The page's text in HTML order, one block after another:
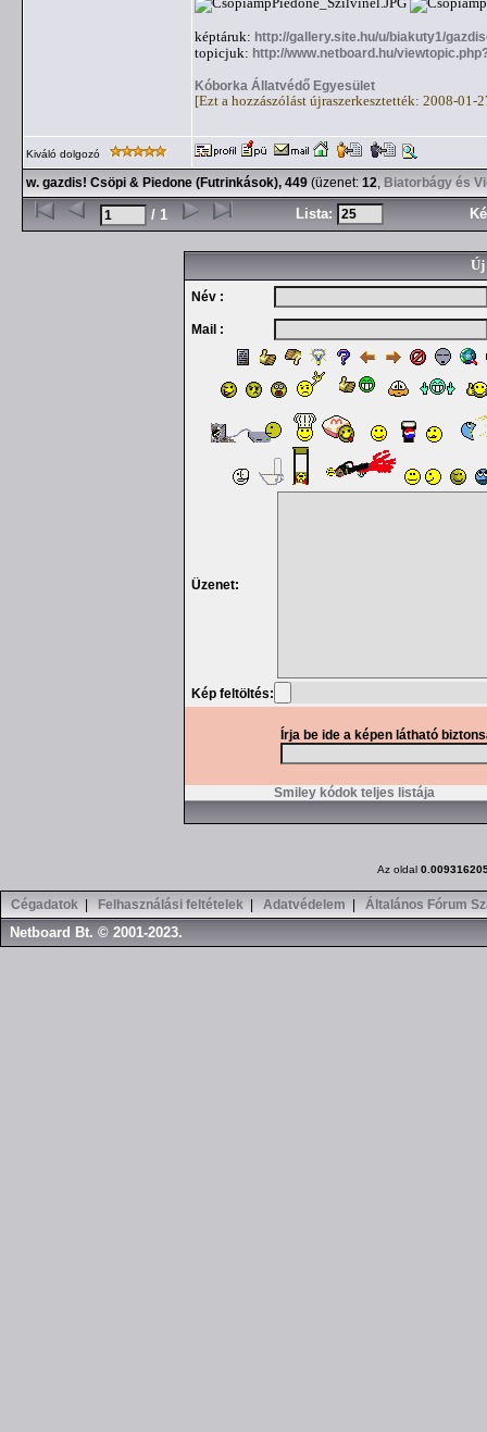
képtáruk: http://gallery.site.hu/u/biakuty1/
topicjuk: http://www.netboard.hu/
Kóborka Állatvédő Egyesület
[Ezt a hozzászólást újraszerkesztették: 2008-01-
Kiváló dolgozó
w. gazdis! Csöpi & Piedone (Futrinkások), 449 (üzenet: 12, Biatorbágy és
/ 1 Lista:
Új
Név :
Mail :
Üzenet:
Kép feltöltés:
Írja be ide a képen látható
Smiley kódok teljes listája
Az oldal
Cégadatok Felhasználási feltételek Adatvédelem Általános Fórum
Netboard Bt. © 2001-2023.